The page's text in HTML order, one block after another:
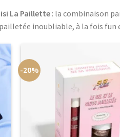
La Paillette : la combinaison
inoubliable, à la fois fun
-20%